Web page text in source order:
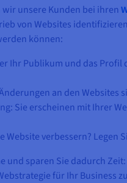
unsere Kunden bei ihren
von Websites
können:
Ihr Publikum und das
an den Websites
Sie erscheinen mit Ihrer
Website verbessern? Legen
und sparen Sie dadurch
für Ihr Business